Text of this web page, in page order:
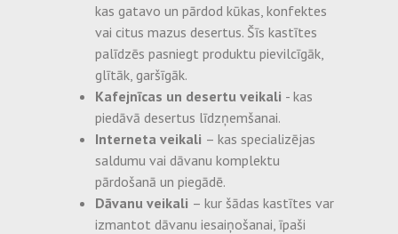
kas gatavo un pārdod kūkas, konfektes
vai citus mazus desertus. Šīs kastītes
palīdzēs pasniegt produktu pievilcīgāk,
glītāk, garšīgāk.
Kafejnīcas un desertu veikali - kas
piedāvā desertus līdzņemšanai.
Interneta veikali – kas specializējas
saldumu vai dāvanu komplektu
pārdošanā un piegādē.
Dāvanu veikali – kur šādas kastītes var
izmantot dāvanu iesaiņošanai, īpaši